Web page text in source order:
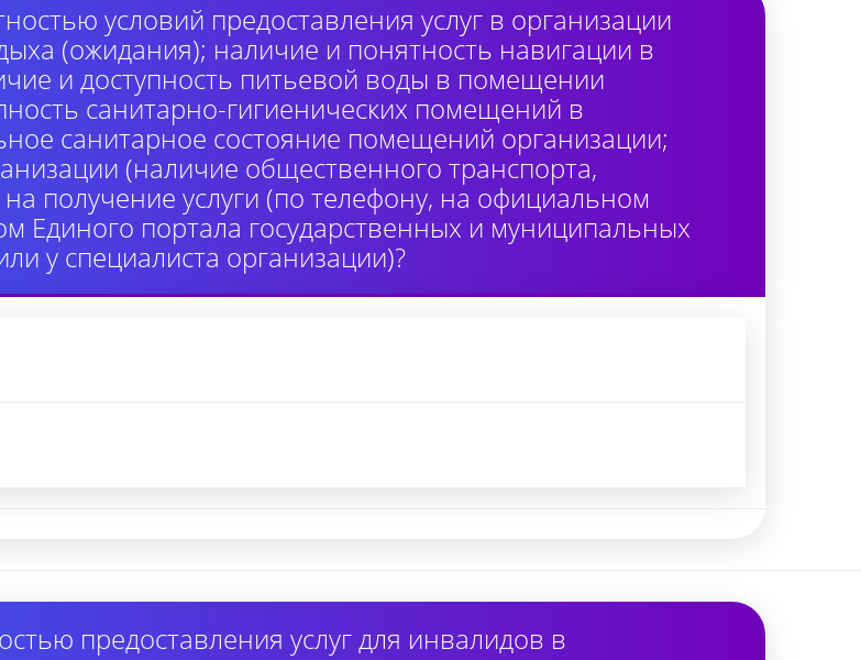
условий предоставления услуг в организации
(ожидания); наличие и понятность навигации в
и доступность питьевой воды в помещении
санитарно-гигиенических помещений в
санитарное состояние помещений организации;
(наличие общественного транспорта,
получение услуги (по телефону, на официальном
Единого портала государственных и муниципальных
у специалиста организации)?
предоставления услуг для инвалидов в